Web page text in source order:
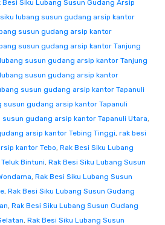
Besi Siku Lubang Susun Gudang Arsip
lubang susun gudang arsip kantor
susun gudang arsip kantor
susun gudang arsip kantor Tanjung
susun gudang arsip kantor Tanjung
susun gudang arsip kantor
susun gudang arsip kantor Tapanuli
susun gudang arsip kantor Tapanuli
gudang arsip kantor Tapanuli Utara,
arsip kantor Tebing Tinggi, rak besi
kantor Tebo, Rak Besi Siku Lubang
Bintuni, Rak Besi Siku Lubang Susun
, Rak Besi Siku Lubang Susun
, Rak Besi Siku Lubang Susun Gudang
, Rak Besi Siku Lubang Susun Gudang
, Rak Besi Siku Lubang Susun